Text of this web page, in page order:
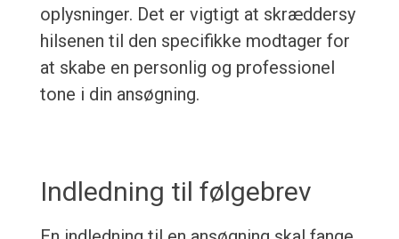
oplysninger. Det er vigtigt at skræddersy
hilsenen til den specifikke modtager for
at skabe en personlig og professionel
tone i din ansøgning.
Indledning til følgebrev